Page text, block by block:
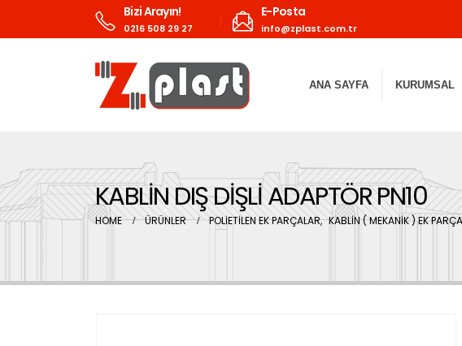
Bizi Arayın!
0216 508 29 27
E-Posta
info@zplast.com.tr
ANA SAYFA KURUMSAL
KABLİN DIŞ DİŞLİ ADAPTÖR PN10
HOME ÜRÜNLER POLİETİLEN EK PARÇALAR, KABLİN ( MEKANİK ) EK